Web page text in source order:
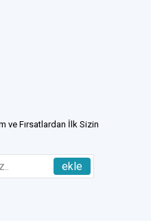
ve Fırsatlardan İlk Sizin
ekle